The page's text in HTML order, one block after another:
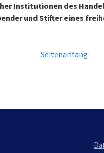
Institutionen des
und Stifter eines
Seitenanfang